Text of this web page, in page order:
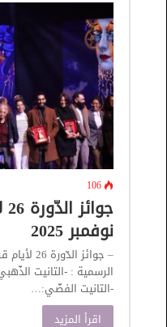
106
نوفمبر 2025
الرسمية : -التانيت
-التانيت الفضّي:…
اقرأ المزيد